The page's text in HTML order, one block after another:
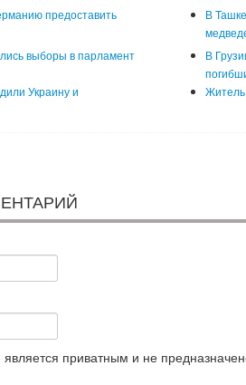
предоставить
В
выборы в парламент
В
Украину и
Житель
приватным и не